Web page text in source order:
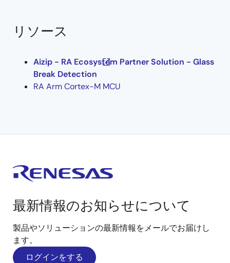
リソース
Aizip - RA Ecosystem Partner Solution - Glass
Break Detection
RA Arm Cortex-M MCU
最新情報のお知らせについて
製品やソリューションの最新情報をメールでお届けし
ます。
ログインをする